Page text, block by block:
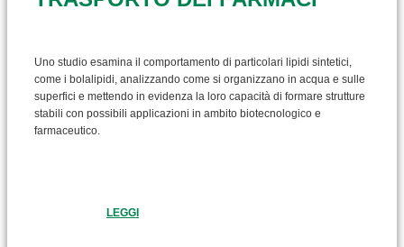
Uno studio esamina il comportamento di particolari lipidi sintetici,
come i bolalipidi, analizzando come si organizzano in acqua e sulle
superfici e mettendo in evidenza la loro capacità di formare strutture
stabili con possibili applicazioni in ambito biotecnologico e
farmaceutico.
LEGGI